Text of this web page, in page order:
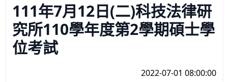
111年7月12日(二)科技法律研
究所110學年度第2學期碩士學
位考試
2022-07-01 08:00:00